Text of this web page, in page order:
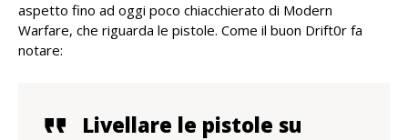
aspetto fino ad oggi poco chiacchierato di Modern
Warfare, che riguarda le pistole. Come il buon Drift0r fa
notare:
Livellare le pistole su